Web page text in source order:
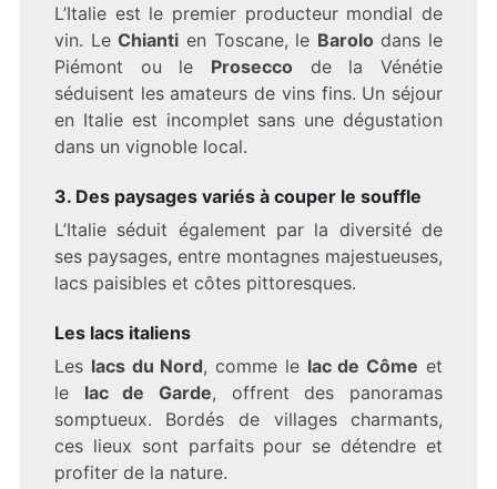
L’Italie est le premier producteur mondial de
vin. LeChianti en Toscane, le Barolodans le
Piémont ou le Prosecco de la Vénétie
séduisent les amateurs de vins fins. Un séjour
en Italie est incomplet sans une dégustation
dans un vignoble local.
3. Des paysages variés à couper le souffle
L’Italie séduit également par la diversité de
ses paysages, entre montagnes majestueuses,
lacs paisibles et côtes pittoresques.
Les lacs italiens
Les lacs du Nord, comme le lac de Côme et
le lac de Garde, offrent des panoramas
somptueux. Bordés de villages charmants,
ces lieux sont parfaits pour se détendre et
profiter de la nature.